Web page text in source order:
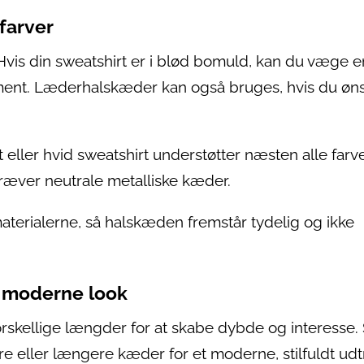
din sweatshirt er i blød bomuld, kan du væge
Læderhalskæder kan også bruges, hvis du
eller hvid sweatshirt understøtter næsten alle
neutrale metalliske kæder.
så halskæden fremstår tydelig og ikke
look
længder for at skabe dybde og interesse.
eller længere kæder for et moderne, stilfuldt